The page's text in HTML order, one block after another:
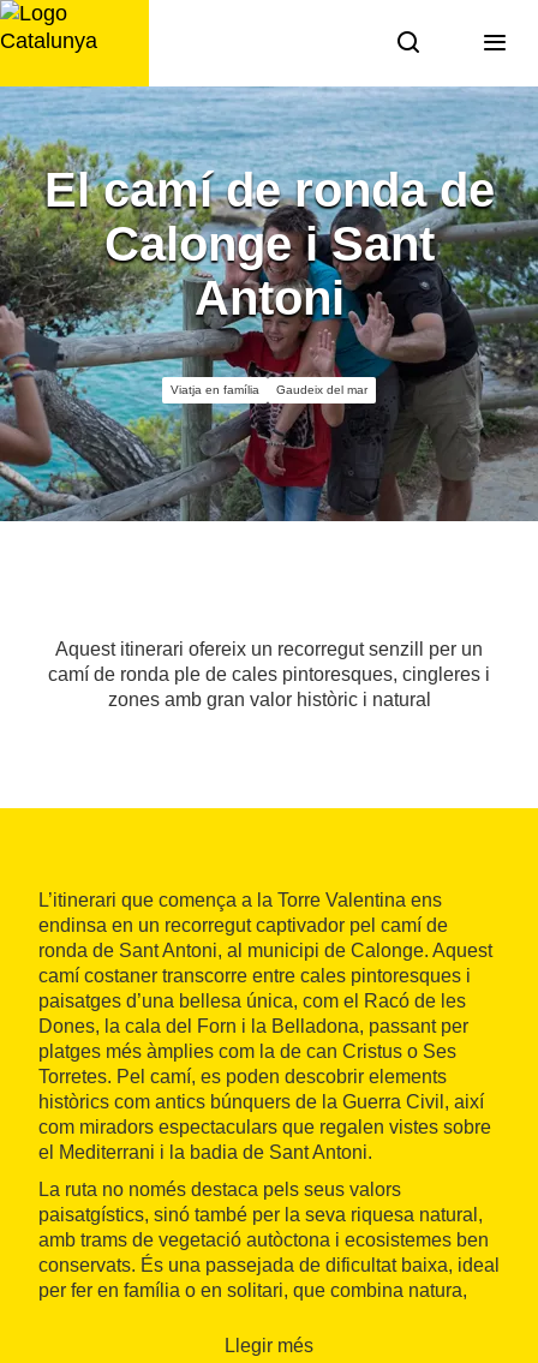
Saltar
al
El camí de ronda de
Calonge i Sant
Antoni
Viatja en família Gaudeix del mar
Aquest itinerari ofereix un recorregut senzill per un
camí de ronda ple de cales pintoresques, cingleres i
zones amb gran valor històric i natural
L’itinerari que comença a la Torre Valentina ens
endinsa en un recorregut captivador pel camí de
ronda de Sant Antoni, al municipi de Calonge. Aquest
camí costaner transcorre entre cales pintoresques i
paisatges d’una bellesa única, com el Racó de les
Dones, la cala del Forn i la Belladona, passant per
platges més àmplies com la de can Cristus o Ses
Torretes. Pel camí, es poden descobrir elements
històrics com antics búnquers de la Guerra Civil, així
com miradors espectaculars que regalen vistes sobre
el Mediterrani i la badia de Sant Antoni.
La ruta no només destaca pels seus valors
paisatgístics, sinó també per la seva riquesa natural,
amb trams de vegetació autòctona i ecosistemes ben
conservats. És una passejada de dificultat baixa, ideal
per fer en família o en solitari, que combina natura,
de la darrera cala del recorregut, la Belladona.
Llegir més